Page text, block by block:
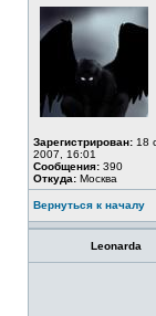
Зарегистрирован: 18
2007, 16:01
Сообщения: 390
Откуда: Москва
Вернуться к началу
Leonarda